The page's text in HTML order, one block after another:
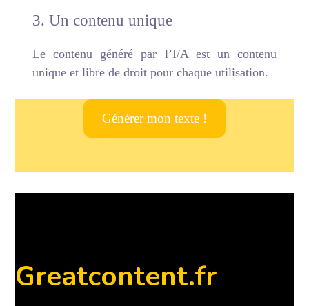
3. Un contenu unique
Le contenu généré par l’I/A est un contenu
unique et libre de droit pour chaque utilisation.
Générer mon texte !
Greatcontent.fr